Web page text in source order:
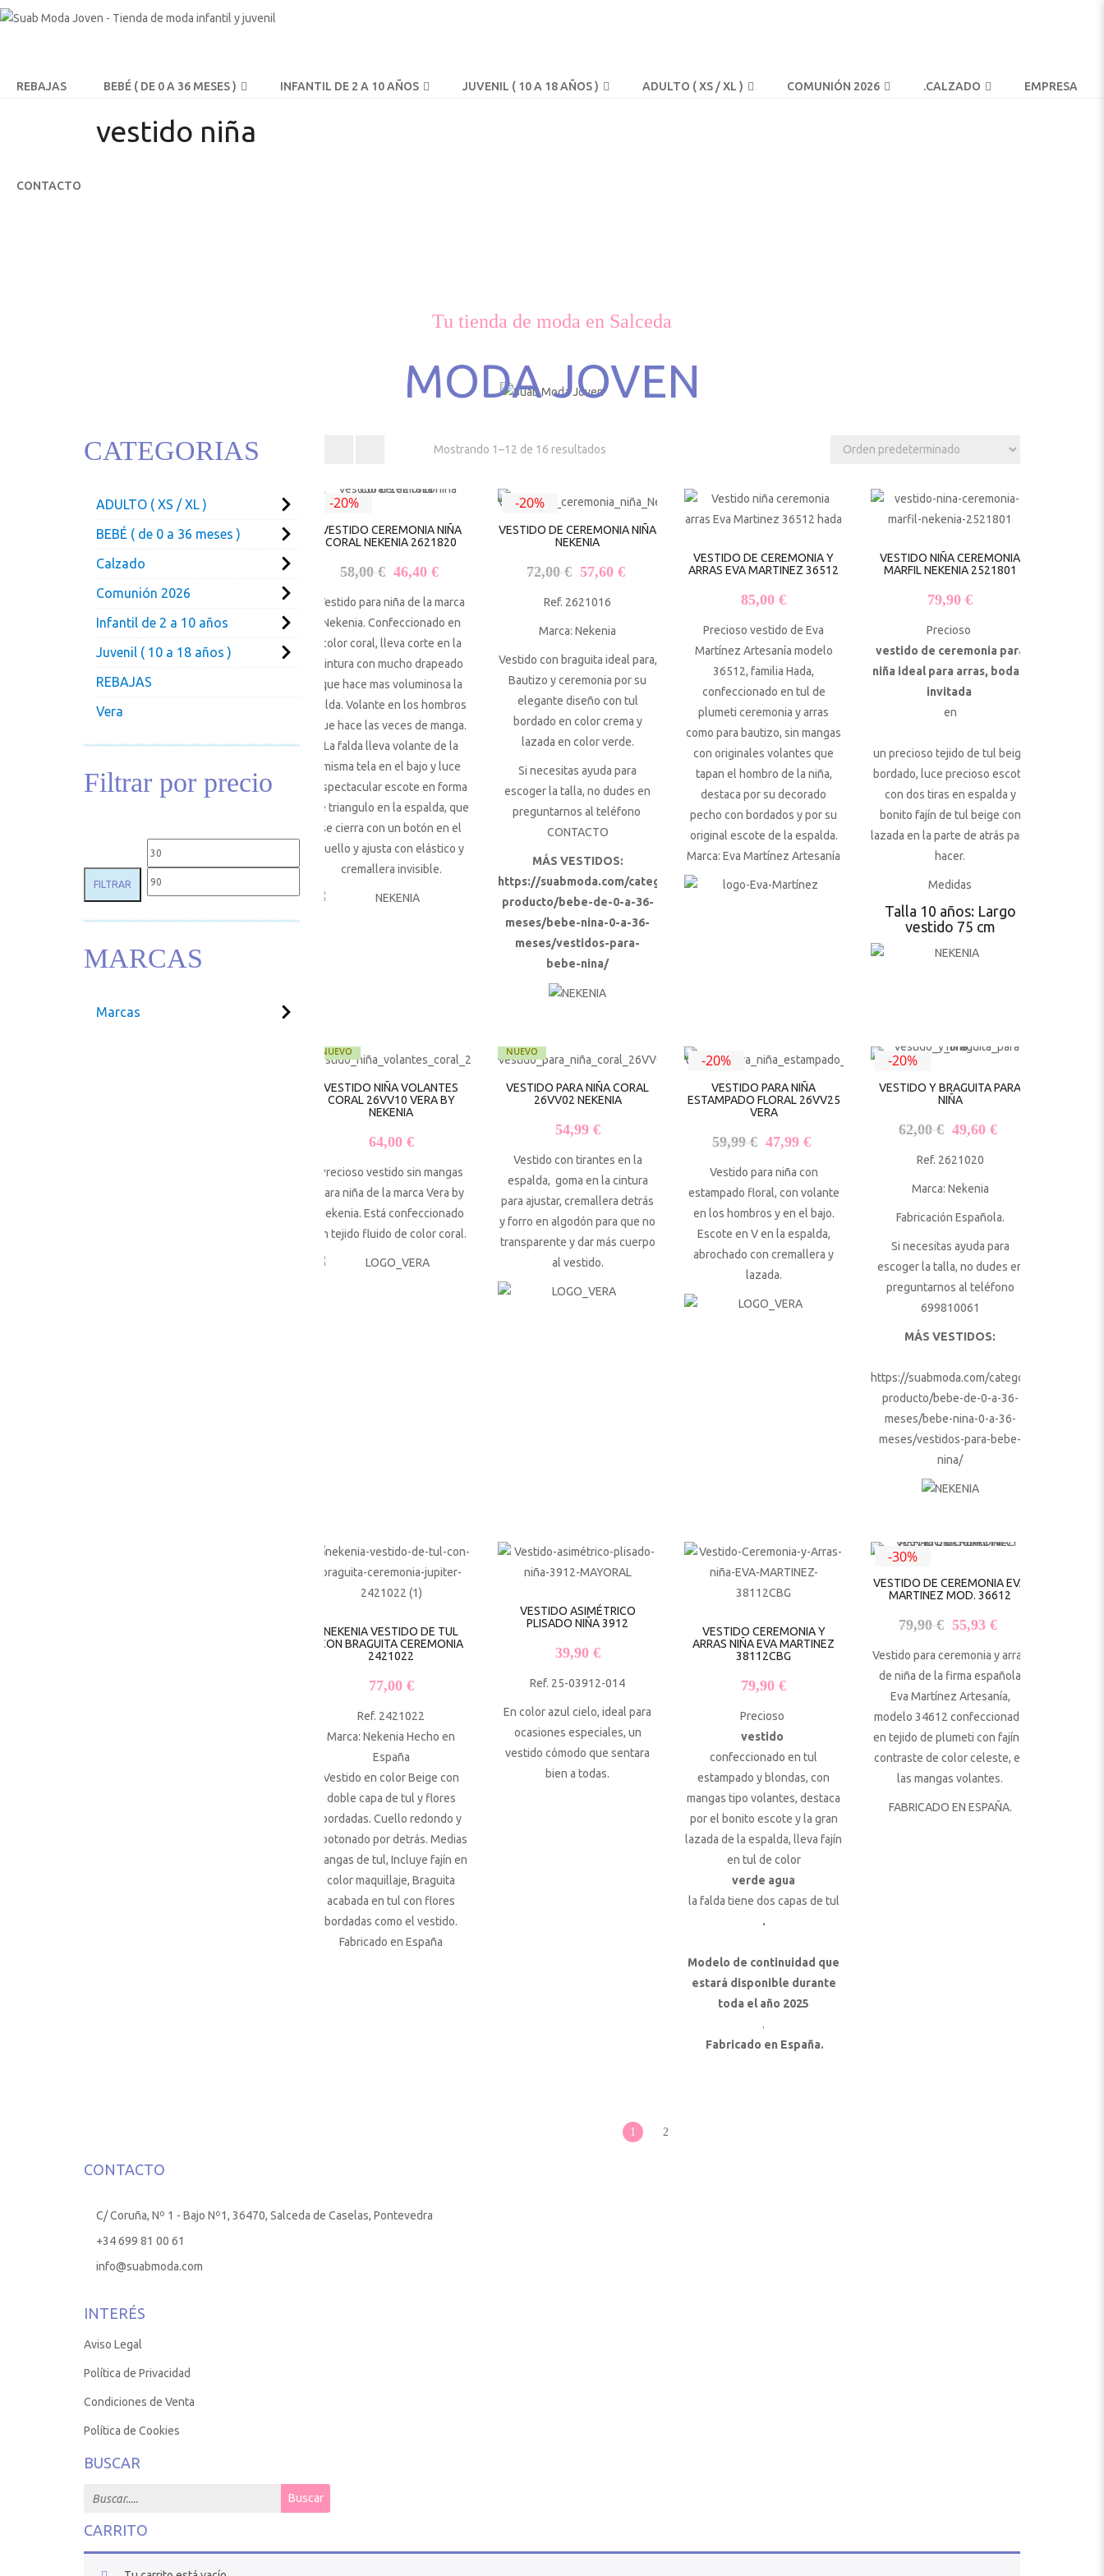
REBAJAS BEBÉ ( DE 0 A 36 MESES ) INFANTIL DE 2 A 10 AÑOS JUVENIL ( 10 A 18 AÑOS ) ADULTO ( XS / XL ) COMUNIÓN 2026 .CALZADO EMPRESA
CONTACTO
vestido niña
Tu tienda de moda en Salceda
MODA JOVEN
Mostrando 1–12 de 16 resultados
-20%
VESTIDO CEREMONIA NIÑA
CORAL NEKENIA 2621820
58,00€ El precio original era: 58,00 €.
46,40 € El precio actual es: 46,40 €.
Vestido para niña de la marca
Nekenia. Confeccionado en
color coral, lleva corte en la
cintura con mucho drapeado
que hace mas voluminosa la
falda. Volante en los hombros
que hace las veces de manga.
La falda lleva volante de la
misma tela en el bajo y luce
espectacular escote en forma
de triangulo en la espalda, que
se cierra con un botón en el
cuello y ajusta con elástico y
cremallera invisible.
-20%
VESTIDO DE CEREMONIA NIÑA
NEKENIA
72,00€ El precio original era: 72,00 €.
57,60 € El precio actual es: 57,60 €.
Ref. 2621016
Marca: Nekenia
Vestido con braguita ideal para,
Bautizo y ceremonia por su
elegante diseño con tul
bordado en color crema y
lazada en color verde.
Si necesitas ayuda para
escoger la talla, no dudes en
preguntarnos al teléfono
CONTACTO
MÁS VESTIDOS:
https://suabmoda.com/categoria-
producto/bebe-de-0-a-36-
meses/bebe-nina-0-a-36-
meses/vestidos-para-
bebe-nina/
VESTIDO DE CEREMONIA Y
ARRAS EVA MARTINEZ 36512
85,00€
Precioso vestido de Eva
Martínez Artesanía modelo
36512, familia Hada,
confeccionado en tul de
plumeti ceremonia y arras
como para bautizo, sin mangas
con originales volantes que
tapan el hombro de la niña,
destaca por su decorado
pecho con bordados y por su
original escote de la espalda.
Marca: Eva Martínez Artesanía
VESTIDO NIÑA CEREMONIA
MARFIL NEKENIA 2521801
79,90€
Precioso
vestido de ceremonia para
niña ideal para arras, bodas,
invitada
en
un precioso tejido de tul beige
bordado, luce precioso escote
con dos tiras en espalda y
bonito fajín de tul beige con
lazada en la parte de atrás para
hacer.
Medidas
Talla 10 años: Largo
vestido 75 cm
NUEVO
VESTIDO NIÑA VOLANTES
CORAL 26VV10 VERA BY
NEKENIA
64,00 €
Precioso vestido sin mangas
para niña de la marca Vera by
Nekenia. Está confeccionado
en tejido fluido de color coral.
NUEVO
VESTIDO PARA NIÑA CORAL
26VV02 NEKENIA
54,99 €
Vestido con tirantes en la
espalda, goma en la cintura
para ajustar, cremallera detrás
y forro en algodón para que no
transparente y dar más cuerpo
al vestido.
-20%
VESTIDO PARA NIÑA
ESTAMPADO FLORAL 26VV25
VERA
59,99€ El precio original era: 59,99 €.
47,99€ El precio actual es: 47,99 €.
Vestido para niña con
estampado floral, con volante
en los hombros y en el bajo.
Escote en V en la espalda,
abrochado con cremallera y
lazada.
-20%
VESTIDO Y BRAGUITA PARA
NIÑA
62,00€ El precio original era:
49,60€
Ref. 2621020
Marca: Nekenia
Fabricación Española.
Si necesitas ayuda para
escoger la talla, no dudes en
preguntarnos al teléfono
699810061
MÁS VESTIDOS:
https://suabmoda.com/categoria-
producto/bebe-de-0-a-36-
meses/bebe-nina-0-a-36-
meses/vestidos-para-bebe-
nina/
NEKENIA VESTIDO DE TUL
CON BRAGUITA CEREMONIA
2421022
77,00 €
Ref. 2421022
Marca: Nekenia Hecho en
España
Vestido en color Beige con
doble capa de tul y flores
bordadas. Cuello redondo y
abotonado por detrás. Medias
mangas de tul, Incluye fajín en
color maquillaje, Braguita
acabada en tul con flores
bordadas como el vestido.
Fabricado en España
VESTIDO ASIMÉTRICO
PLISADO NIÑA 3912
39,90 €
Ref. 25-03912-014
En color azul cielo, ideal para
ocasiones especiales, un
vestido cómodo que sentara
bien a todas.
VESTIDO CEREMONIA Y
ARRAS NIÑA EVA MARTINEZ
38112CBG
79,90€
Precioso
vestido
confeccionado en tul
estampado y blondas, con
mangas tipo volantes, destaca
por el bonito escote y la gran
lazada de la espalda, lleva fajín
en tul de color
verde agua
la falda tiene dos capas de tul
.
Modelo de continuidad que
estará disponible durante
toda el año 2025
.
Fabricado en España.
-30%
VESTIDO DE CEREMONIA EVA
MARTINEZ MOD. 36612
79,90€ El precio original era:
55,93€
Vestido para ceremonia y arras
de niña de la firma española
Eva Martínez Artesanía,
modelo 34612 confeccionado
en tejido de plumeti con fajín a
contraste de color celeste, en
las mangas volantes.
FABRICADO EN ESPAÑA.
1 2
CATEGORIAS
ADULTO ( XS / XL )
BEBÉ ( de 0 a 36 meses )
Calzado
Comunión 2026
Infantil de 2 a 10 años
Juvenil ( 10 a 18 años )
REBAJAS
Vera
Filtrar por precio
Precio mínimo Precio máximo
FILTRAR
MARCAS
Marcas
CONTACTO
C/ Coruña, Nº 1 - Bajo Nº1, 36470, Salceda de Caselas, Pontevedra
+34 699 81 00 61
info@suabmoda.com
INTERÉS
Aviso Legal
Política de Privacidad
Condiciones de Venta
Política de Cookies
BUSCAR
Search for: Buscar
CARRITO